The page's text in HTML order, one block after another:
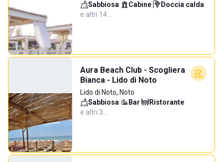
Sabbiosa· Cabine· Doccia calda·
e altri 14…
Aura Beach Club - Scogliera
Bianca - Lido di Noto
Lido di Noto, Noto
Sabbiosa· Bar· Ristorante·
e altri 3…